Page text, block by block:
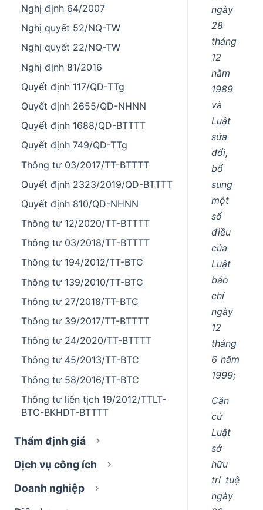
Nghị định 64/2007
Nghị quyết 52/NQ-TW
Nghị quyết 22/NQ-TW
Nghị định 81/2016
Quyết định 117/QD-TTg
Quyết định 2655/QD-NHNN
Quyết định 1688/QD-BTTTT
Quyết định 749/QD-TTg
Thông tư 03/2017/TT-BTTTT
Quyết định 2323/2019/QD-BTTTT
Quyết định 810/QD-NHNN
Thông tư 12/2020/TT-BTTTT
Thông tư 03/2018/TT-BTTTT
Thông tư 194/2012/TT-BTC
Thông tư 139/2010/TT-BTC
Thông tư 27/2018/TT-BTC
Thông tư 39/2017/TT-BTTTT
Thông tư 24/2020/TT-BTTTT
Thông tư 45/2013/TT-BTC
Thông tư 58/2016/TT-BTC
Thông tư liên tịch 19/2012/TTLT-
BTC-BKHDT-BTTTT
Thẩm định giá
Dịch vụ công ích
Doanh nghiệp
ngày
28
tháng
12
năm
1989
và
Luật
sửa
đổi,
bổ
sung
một
số
điều
của
Luật
báo
chí
ngày
12
tháng
6 năm
1999;
Căn
cứ
Luật
sở
hữu
trí tuệ
ngày